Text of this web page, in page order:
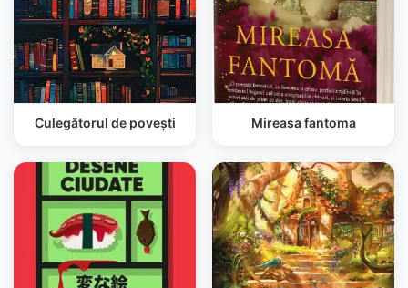
Culegătorul de povești Mireasa fantoma